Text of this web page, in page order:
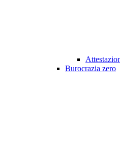
Burocrazia zero